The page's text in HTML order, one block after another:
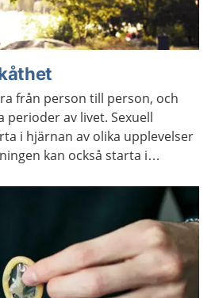
från person till person, och
perioder av livet. Sexuell
i hjärnan av olika upplevelser
kan också starta i